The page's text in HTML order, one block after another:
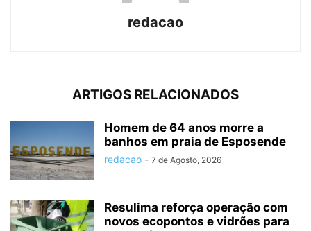
redacao
ARTIGOS RELACIONADOS
Homem de 64 anos morre a
banhos em praia de Esposende
redacao - 7 de Agosto, 2026
Resulima reforça operação com
novos ecopontos e vidrões para